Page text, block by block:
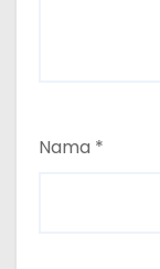
Nama *